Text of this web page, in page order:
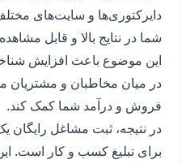
دایرکتوری‌ها و سایت‌های
شما در نتایج بالا و قابل
این موضوع باعث افزایش
در میان مخاطبان و مشتریان
فروش و درآمد شما کمک کند.
در نتیجه، ثبت مشاغل رایگان
برای تبلیغ کسب و کار است.